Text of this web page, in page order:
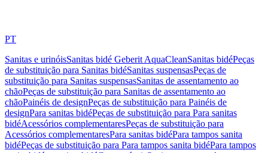
PT
Sanitas e urinóisSanitas bidé Geberit AquaCleanSanitas bidéPeças
de substituição para Sanitas bidéSanitas suspensasPeças de
substituição para Sanitas suspensasSanitas de assentamento ao
chãoPeças de substituição para Sanitas de assentamento ao
chãoPainéis de designPeças de substituição para Painéis de
designPara sanitas bidéPeças de substituição para Para sanitas
bidéAcessórios complementaresPeças de substituição para
Acessórios complementaresPara sanitas bidéPara tampos sanita
bidéPeças de substituição para Para tampos sanita bidéPara tampos